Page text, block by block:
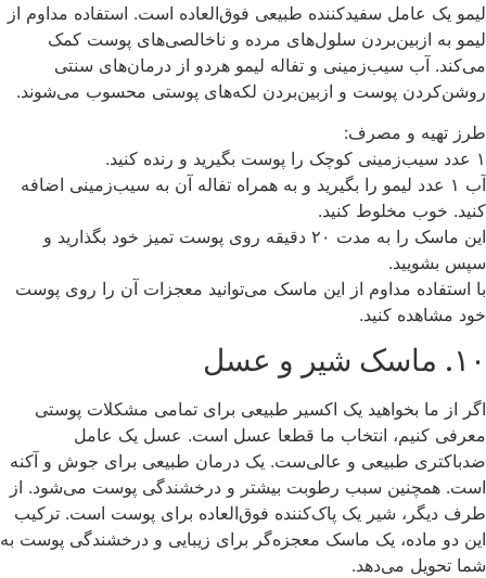
لیمو یک عامل سفیدکننده طبیعی فوق‌العاده است. استفاده مداوم از
لیمو به ازبین‌بردن سلول‌های مرده و ناخالصی‌های پوست کمک
می‌کند. آب‌ سیب‌زمینی و تفاله لیمو هردو از درمان‌های سنتی
روشن‌کردن پوست و ازبین‌بردن لکه‌های پوستی محسوب می‌شوند.
طرز تهیه و مصرف:
۱ عدد سیب‌زمینی کوچک را پوست بگیرید و رنده کنید.
آب ۱ عدد لیمو را بگیرید و به همراه تفاله آن به سیب‌زمینی اضافه
کنید. خوب مخلوط کنید.
این ماسک را به مدت ۲۰ دقیقه روی پوست تمیز خود بگذارید و
سپس بشویید.
با استفاده مداوم از این ماسک می‌توانید معجزات آن را روی پوست
خود مشاهده کنید.
۱۰. ماسک شیر و عسل
اگر از ما بخواهید یک اکسیر طبیعی برای تمامی مشکلات پوستی
معرفی کنیم، انتخاب ما قطعا عسل است. عسل یک عامل
ضدباکتری طبیعی و عالی‌ست. یک درمان طبیعی برای جوش و آکنه
است. همچنین سبب رطوبت بیشتر و درخشندگی پوست می‌شود. از
طرف دیگر، شیر یک پاک‌کننده فوق‌العاده برای پوست است. ترکیب
این دو ماده، یک ماسک معجزه‌گر برای زیبایی و درخشندگی پوست به
شما تحویل می‌دهد.